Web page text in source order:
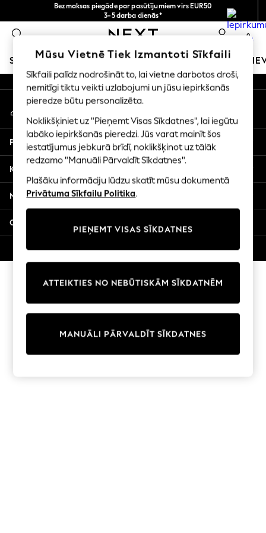
Bezmaksas piegāde par pasūtījumiem virs EUR50
3-5 darba dienās*
Tagad jūs varat
iepirkties latviešu valodā!
0
SKOLAS APĢĒRBS MEITENES ZĒNI MAZULIS
SCHOOLWEAR
All Boys Schoolwear
Shoes
Trousers
Shorts
Shirts
Polo Shirts
Sweatshirts & Jumpers
Multipacks
All Boys Sport & Swimwear
Swimwear
Tops
Joggers
An error occurred on client
Mūsu sociālie tīkli
Mans konts
Pierakstieties savā kontā
Palīdzība
Konfidencialitāte un juridiskā informācija
Nodaļas
Citi pakalpojumi
© 2026 Next Germany GmbH. Visas tiesības aizsargātas.
Mūsu Vietnē Tiek Izmantoti Sīkfaili
Sīkfaili palīdz nodrošināt to, lai vietne darbotos droši,
nemitīgi tiktu veikti uzlabojumi un jūsu iepirkšanās
pieredze būtu personalizēta.
Noklikšķiniet uz "Pieņemt Visas Sīkdatnes", lai iegūtu
labāko iepirkšanās pieredzi. Jūs varat mainīt šos
iestatījumus jebkurā brīdī, noklikšķinot uz tālāk
redzamo "Manuāli Pārvaldīt Sīkdatnes".
Plašāku informāciju lūdzu skatīt mūsu dokumentā
Privātuma Sīkfailu Politika.
PIEŅEMT VISAS SĪKDATNES
MANUĀLI PĀRVALDĪT SĪKDATNES
ATTEIKTIES NO NEBŪTISKĀM SĪKDATNĒM